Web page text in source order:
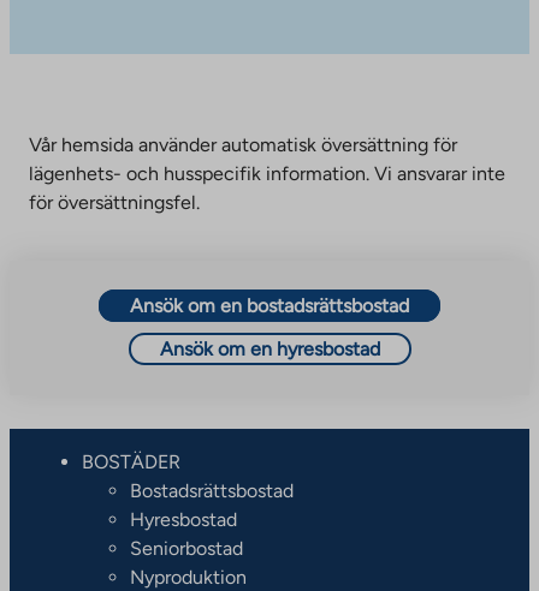
Vår hemsida använder automatisk översättning för
lägenhets- och husspecifik information. Vi ansvarar inte
för översättningsfel.
Ansök om en bostadsrättsbostad
Ansök om en hyresbostad
BOSTÄDER
Bostadsrättsbostad
Hyresbostad
Seniorbostad
Nyproduktion